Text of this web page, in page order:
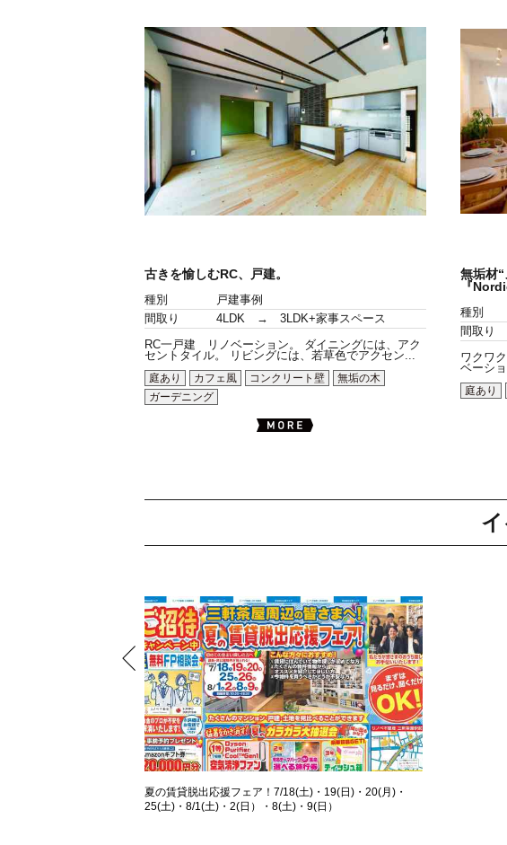
古きを愉しむRC、戸建。
種別
戸建事例
間取り
4LDK → 3LDK+家事スペース
RC一戸建 リノベーション。 ダイニングには、アク
セントタイル。 リビングには、若草色でアクセン...
庭あり
カフェ風 コンクリート壁
無垢の木
ガーデニング
無垢材
『
種別
間取り
ワクワ
ベーシ
庭あり
夏の賃貸脱出応援フェア！7/18(土)・19(日)・20(月)・
25(土)・8/1(土)・2(日）・8(土)・9(日）